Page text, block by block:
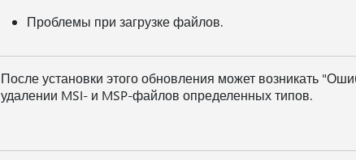
Проблемы при загрузке файлов.
После установки этого обновления может возникать
удалении MSI- и MSP-файлов определенных типов.